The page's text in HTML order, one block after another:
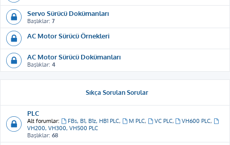
Servo Sürücü Dokümanları
Başlıklar: 7
AC Motor Sürücü Örnekleri
AC Motor Sürücü Dokümanları
Başlıklar: 4
Sıkça Sorulan Sorular
PLC
Alt forumlar: FBs, B1, B1z, HB1 PLC, M PLC, VC PLC, VH600 PLC,
VH200, VH300, VH500 PLC
Başlıklar: 68